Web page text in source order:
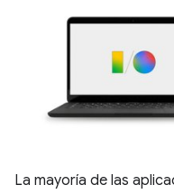
La mayoría de las